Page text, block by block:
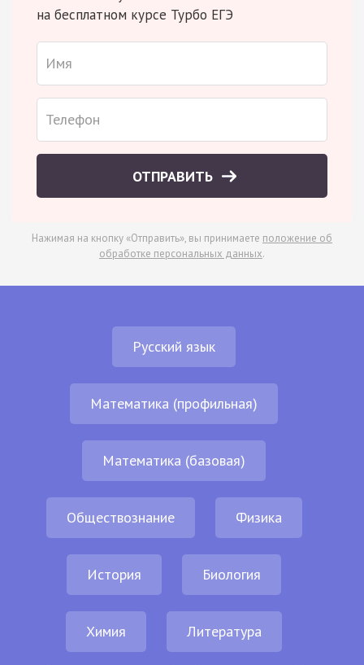
на бесплатном курсе Турбо ЕГЭ
ОТПРАВИТЬ
Нажимая на кнопку «Отправить», вы принимаете положение об
обработке персональных данных.
Русский язык
Математика (профильная)
Математика (базовая)
Обществознание Физика
История Биология
Химия Литература